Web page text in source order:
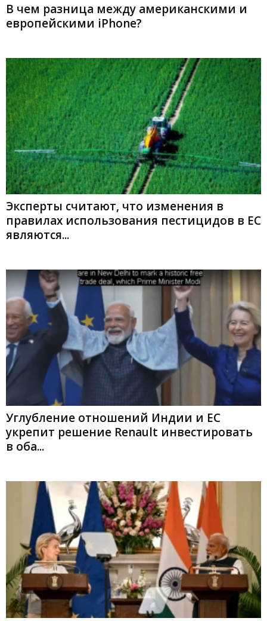
В чем разница между американскими и
европейскими iPhone?
Эксперты считают, что изменения в
правилах использования пестицидов в ЕС
являются...
Углубление отношений Индии и ЕС
укрепит решение Renault инвестировать
в оба...